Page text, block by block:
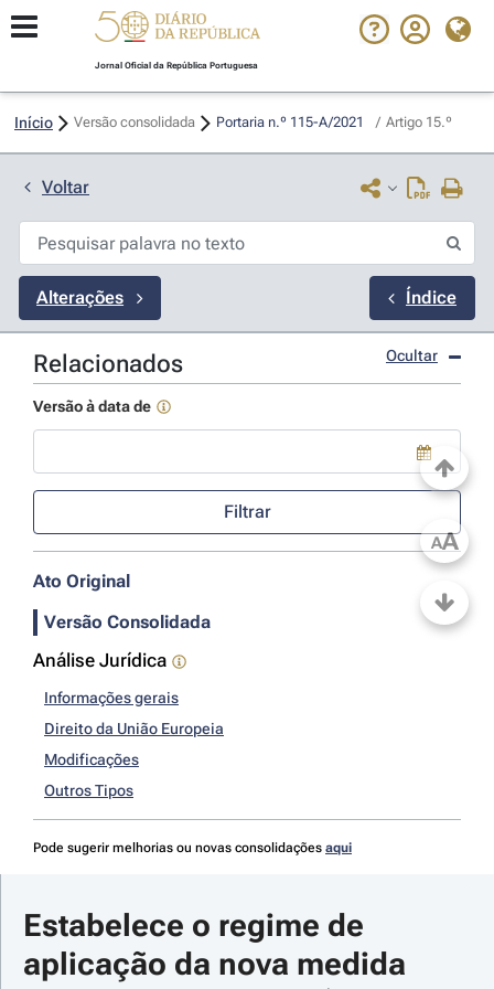
Jornal Oficial da República Portuguesa
Início Versão consolidada Portaria n.º 115-A/2021 / Artigo 15.º
Voltar
Alterações Índice
Relacionados Ocultar
Versão à data de
Use a tecla de seta para baixo para abrir o calendário; Use as
Filtrar
Ato Original
Versão Consolidada
Análise Jurídica
Informações gerais
Direito da União Europeia
Modificações
Outros Tipos
Pode sugerir melhorias ou novas consolidações aqui
Estabelece o regime de
aplicação da nova medida
AA